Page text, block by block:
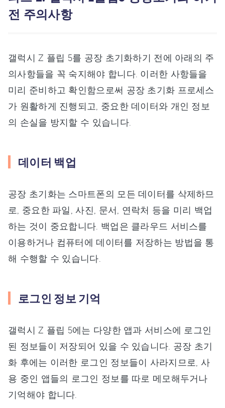
전 주의사항
갤럭시 Z 플립 5를 공장 초기화하기 전에 아래의 주
의사항들을 꼭 숙지해야 합니다. 이러한 사항들을
미리 준비하고 확인함으로써 공장 초기화 프로세스
가 원활하게 진행되고, 중요한 데이터와 개인 정보
의 손실을 방지할 수 있습니다.
데이터 백업
공장 초기화는 스마트폰의 모든 데이터를 삭제하므
로, 중요한 파일, 사진, 문서, 연락처 등을 미리 백업
하는 것이 중요합니다. 백업은 클라우드 서비스를
이용하거나 컴퓨터에 데이터를 저장하는 방법을 통
해 수행할 수 있습니다.
로그인 정보 기억
갤럭시 Z 플립 5에는 다양한 앱과 서비스에 로그인
된 정보들이 저장되어 있을 수 있습니다. 공장 초기
화 후에는 이러한 로그인 정보들이 사라지므로, 사
용 중인 앱들의 로그인 정보를 따로 메모해두거나
기억해야 합니다.